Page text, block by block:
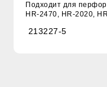
Подходит для
HR-2470, HR-2020,
213227-5